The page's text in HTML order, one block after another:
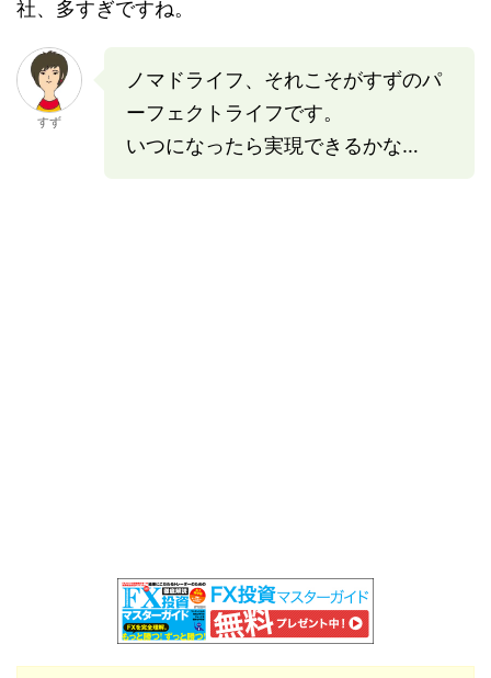
社、多すぎですね。
すず
ノマドライフ、それこそがすずのパ
ーフェクトライフです。
いつになったら実現できるかな…